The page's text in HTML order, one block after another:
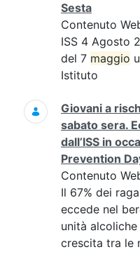
Sesta
Contenuto
ISS 4 Agosto
del 7 maggio
Istituto
Giovani a
sabato sera.
dall’ISS in
Prevention
Contenuto
Il 67% dei
eccede nel
unità
crescita tra le